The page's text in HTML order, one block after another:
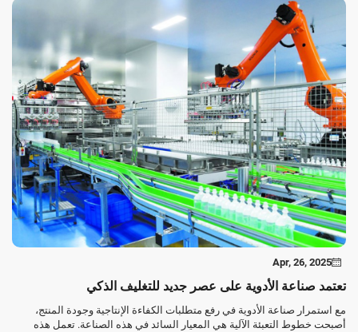
Apr, 26, 2025
تعتمد صناعة الأدوية على عصر جديد للتغليف الذكي
مع استمرار صناعة الأدوية في رفع متطلبات الكفاءة الإنتاجية وجودة المنتج،
أصبحت خطوط التعبئة الآلية هي المعيار السائد في هذه الصناعة. تعمل هذه